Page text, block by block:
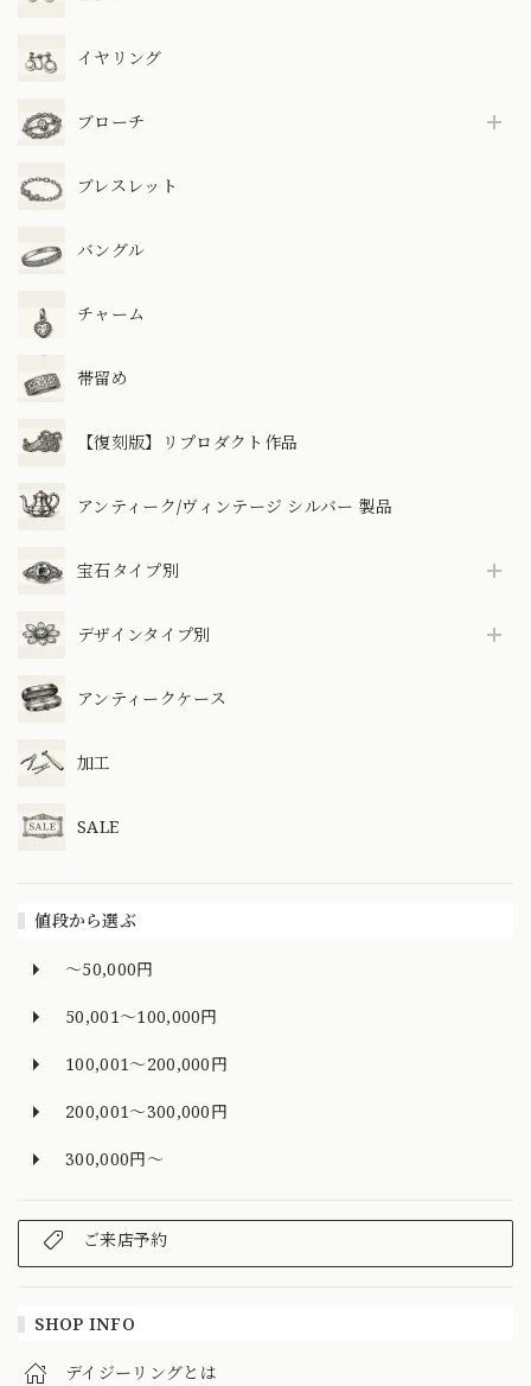
イヤリング
ブローチ
ブレスレット
バングル
チャーム
帯留め
【復刻版】リプロダクト作品
アンティーク/ヴィンテージ シルバー 製品
宝石タイプ別
デザインタイプ別
アンティークケース
加工
SALE
値段から選ぶ
～50,000円
50,001～100,000円
100,001～200,000円
200,001～300,000円
300,000円～
ご来店予約
SHOP INFO
デイジーリングとは